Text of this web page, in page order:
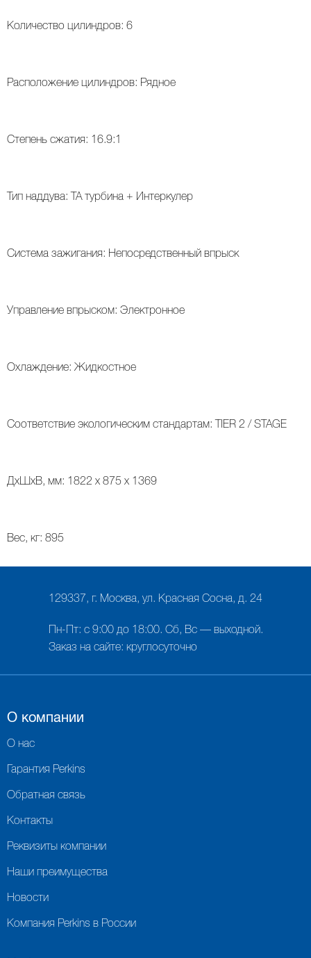
Количество цилиндров: 6
Расположение цилиндров: Рядное
Степень сжатия: 16.9:1
Тип наддува: TA турбина + Интеркулер
Система зажигания: Непосредственный впрыск
Управление впрыском: Электронное
Охлаждение: Жидкостное
Соответствие экологическим стандартам: TIER 2 / STAGE
ДxШxВ, мм: 1822 x 875 x 1369
Вес, кг: 895
129337, г. Москва, ул. Красная Сосна, д. 24
Пн-Пт: с 9:00 до 18:00. Сб, Вс — выходной.
Заказ на сайте: круглосуточно
О компании
О нас
Гарантия Perkins
Обратная связь
Контакты
Реквизиты компании
Наши преимущества
Новости
Компания Perkins в России